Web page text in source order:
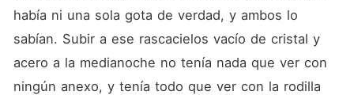
había ni una sola gota de verdad, y ambos lo
sabían. Subir a ese rascacielos vacío de cristal y
acero a la medianoche no tenía nada que ver con
ningún anexo, y tenía todo que ver con la rodilla